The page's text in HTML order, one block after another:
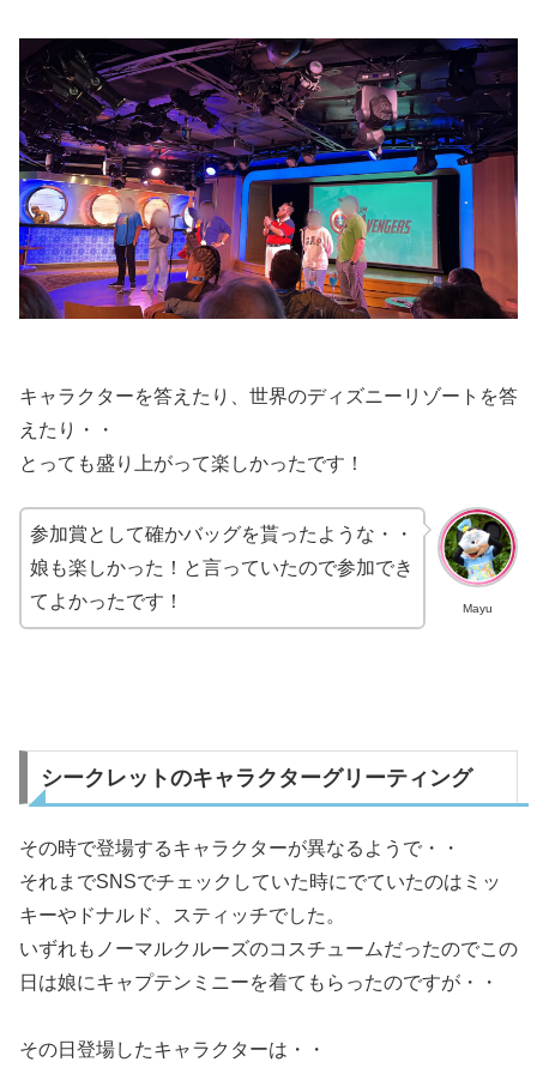
キャラクターを答えたり、世界のディズニーリゾートを答
えたり・・
とっても盛り上がって楽しかったです！
Mayu
参加賞として確かバッグを貰ったような・・
娘も楽しかった！と言っていたので参加でき
てよかったです！
シークレットのキャラクターグリーティング
その時で登場するキャラクターが異なるようで・・
それまでSNSでチェックしていた時にでていたのはミッ
キーやドナルド、スティッチでした。
いずれもノーマルクルーズのコスチュームだったのでこの
日は娘にキャプテンミニーを着てもらったのですが・・
その日登場したキャラクターは・・